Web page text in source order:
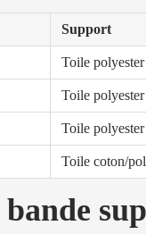
Support
Toile polyester
Toile polyester
Toile
Toile coton/